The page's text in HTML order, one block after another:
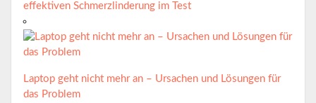
effektiven Schmerzlinderung im Test
Laptop geht nicht mehr an – Ursachen und Lösungen für
das Problem